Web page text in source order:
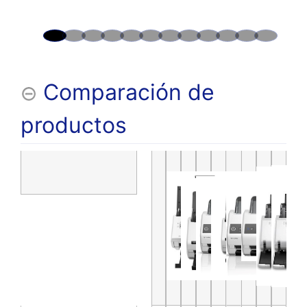
Comparación de
productos